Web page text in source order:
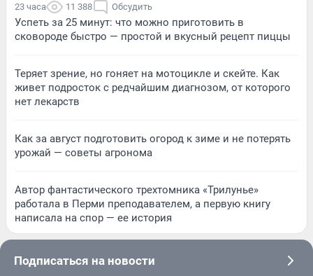
23 часа 11 388 Обсудить
Успеть за 25 минут: что можно приготовить в
сковороде быстро — простой и вкусный рецепт пиццы
Теряет зрение, но гоняет на мотоцикле и скейте. Как
живет подросток с редчайшим диагнозом, от которого
нет лекарств
Как за август подготовить огород к зиме и не потерять
урожай — советы агронома
Автор фантастического трехтомника «Трилунье»
работала в Перми преподавателем, а первую книгу
написала на спор — ее история
Подписаться на новости